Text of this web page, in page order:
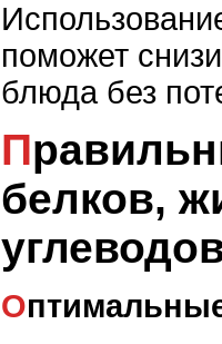
поможет
блюда без
Правильные пропорции
белков,